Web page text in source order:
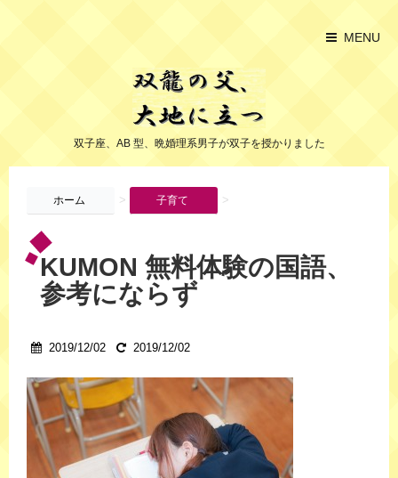
MENU
双子座、AB 型、晩婚理系男子が双子を授かりました
ホーム > 子育て >
KUMON 無料体験の国語、
参考にならず
2019/12/02 2019/12/02